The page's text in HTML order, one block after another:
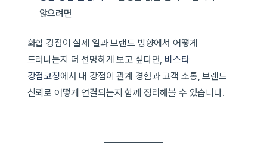
않으려면
화합 강점이 실제 일과 브랜드 방향에서 어떻게
드러나는지 더 선명하게 보고 싶다면, 비스타
강점코칭에서 내 강점이 관계 경험과 고객 소통, 브랜드
신뢰로 어떻게 연결되는지 함께 정리해볼 수 있습니다.